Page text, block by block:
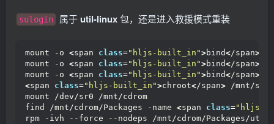
sulogin 属于util-linux包，还是进入救援模式重装
mount -o <span class="hljs-built_in">bind</span>
mount -o <span class="hljs-built_in">bind</span>
mount -o <span class="hljs-built_in">bind</span>
<span class="hljs-built_in">chroot</span> /mnt/
mount /dev/sr0 /mnt/cdrom
find /mnt/cdrom/Packages -name <span class="hljs-
rpm -ivh --force --nodeps /mnt/cdrom/Packages/